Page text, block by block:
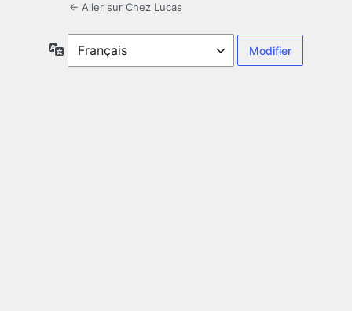
← Aller sur Chez Lucas
Langue